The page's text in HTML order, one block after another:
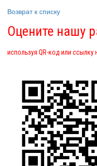
Возврат к списку
Оцените нашу
используя QR-код или ссылку